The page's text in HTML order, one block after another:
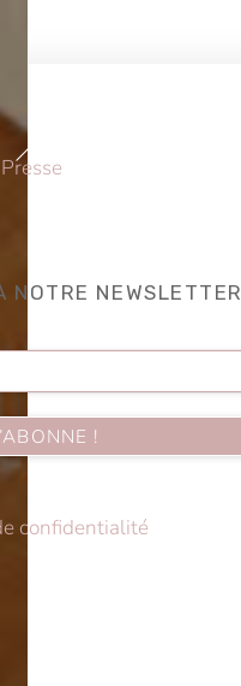
Back
To
Presse
NOTRE NEWSLETTER
confidentialité